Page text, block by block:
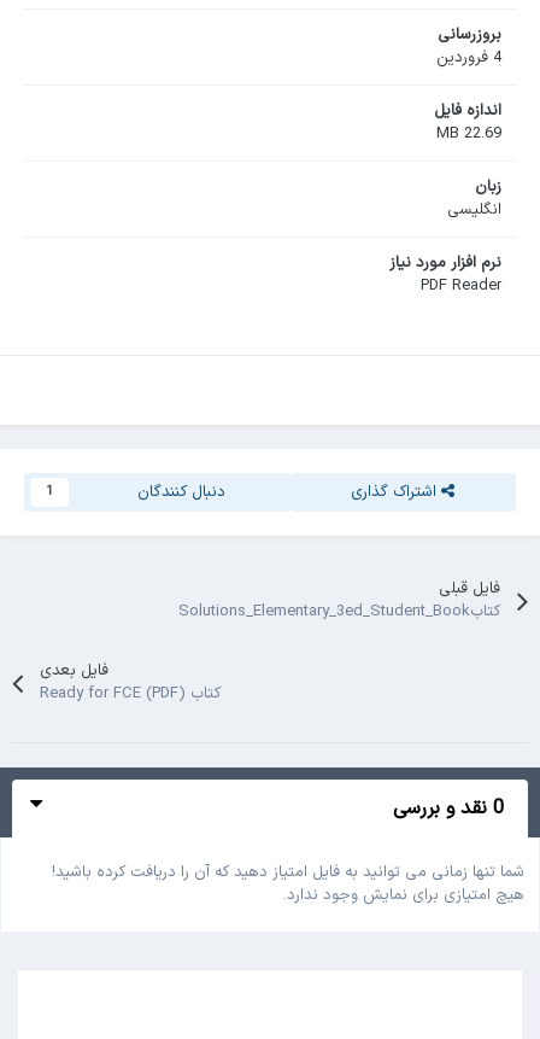
بروزرسانی
4 فروردین
اندازه فایل
22.69 MB
زبان
انگلیسی
نرم افزار مورد نیاز
PDF Reader
اشتراک گذاری دنبال کنندگان 1
فایل قبلی
کتابSolutions_Elementary_3ed_Student_Book
فایل بعدی
کتاب Ready for FCE (PDF)
0 نقد و بررسی
شما تنها زمانی می توانید به فایل امتیاز دهید که آن را دریافت کرده باشید!
هیچ امتیازی برای نمایش وجود ندارد.